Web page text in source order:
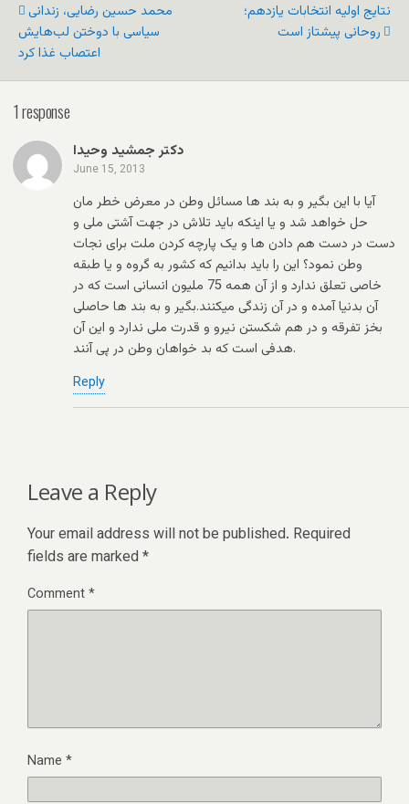
محمد حسین رضایی، زندانی
سیاسی با دوختن لب‌هایش
اعتصاب غذا کرد
نتایج اولیه انتخابات یازدهم؛
روحانی پیشتاز است
1 response
دکتر جمشید وحیدا
June 15, 2013
آیا با این بگیر و به بند ها مسائل وطن در معرض خطر مان
حل خواهد شد و یا اینکه باید تلاش در جهت آشتی ملی و
دست در دست هم دادن ها و یک پارچه کردن ملت برای نجات
وطن نمود؟ این را باید بدانیم که کشور به گروه و یا طبقه
خاصی تعلق ندارد و از آن همه 75 ملیون انسانی است که در
آن بدنیا آمده و در آن زندگی میکنند.بگیر و به بند ها حاصلی
بخز تفرقه و در هم شکستن نیرو و قدرت ملی ندارد و این آن
هدفی است که بد خواهان وطن در پی آنند.
Reply
Leave a Reply
Your email address will not be published. Required
fields are marked *
Comment*
Name *